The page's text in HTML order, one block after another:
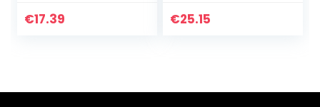
leer voor de
€17.39
zwart.
€25.15